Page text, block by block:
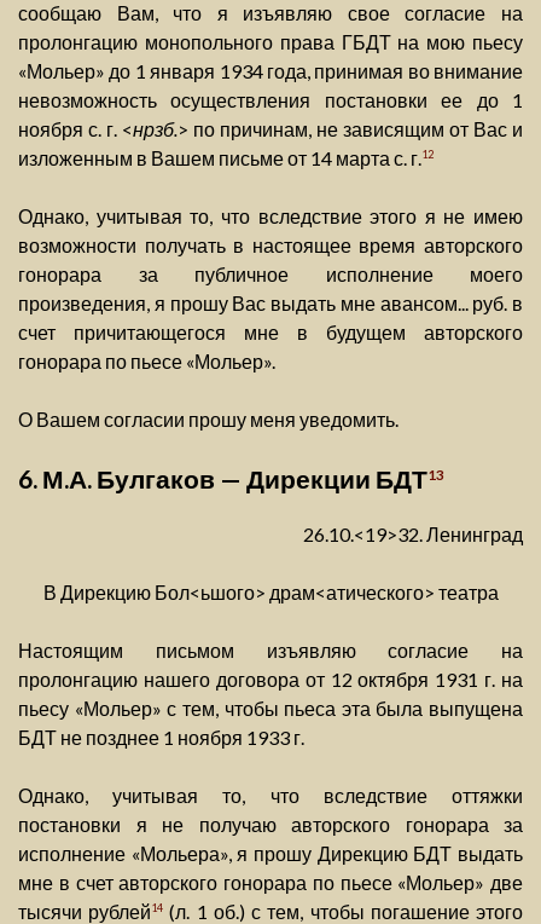
сообщаю Вам, что я изъявляю свое согласие на
пролонгацию монопольного права ГБДТ на мою пьесу
«Мольер» до 1 января 1934 года, принимая во внимание
невозможность осуществления постановки ее до 1
ноября с. г. <нрзб.> по причинам, не зависящим от Вас и
изложенным в Вашем письме от 14 марта с. г.12
Однако, учитывая то, что вследствие этого я не имею
возможности получать в настоящее время авторского
гонорара за публичное исполнение моего
произведения, я прошу Вас выдать мне авансом... руб. в
счет причитающегося мне в будущем авторского
гонорара по пьесе «Мольер».
О Вашем согласии прошу меня уведомить.
6. М.А. Булгаков — Дирекции БДТ13
26.10.<19>32. Ленинград
В Дирекцию Бол<ьшого> драм<атического> театра
Настоящим письмом изъявляю согласие на
пролонгацию нашего договора от 12 октября 1931 г. на
пьесу «Мольер» с тем, чтобы пьеса эта была выпущена
БДТ не позднее 1 ноября 1933 г.
Однако, учитывая то, что вследствие оттяжки
постановки я не получаю авторского гонорара за
исполнение «Мольера», я прошу Дирекцию БДТ выдать
мне в счет авторского гонорара по пьесе «Мольер» две
тысячи рублей14 (л. 1 об.) с тем, чтобы погашение этого